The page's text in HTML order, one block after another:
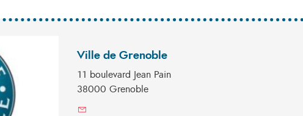
Ville de Grenoble
11 boulevard Jean Pain
38000 Grenoble